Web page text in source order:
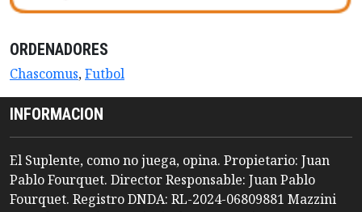
ORDENADORES
Chascomus,Futbol
INFORMACION
El Suplente, como no juega, opina. Propietario: Juan
Pablo Fourquet. Director Responsable: Juan Pablo
Fourquet. Registro DNDA: RL-2024-06809881 Mazzini